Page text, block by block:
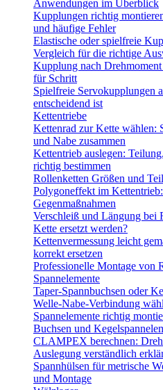
Anwendungen im Überblick
Kupplungen richtig
und häufige Fehler
Elastische oder spielfreie
Vergleich für die richtige
Kupplung nach
für Schritt
Spielfreie Servokupplungen
entscheidend ist
Kettentriebe
Kettenrad zur Kette wählen:
und Nabe zusammen
Kettentrieb auslegen:
richtig bestimmen
Rollenketten Größen und
Polygoneffekt im
Gegenmaßnahmen
Verschleiß und Längung bei
Kette ersetzt werden?
Kettenvermessung leicht
korrekt ersetzen
Professionelle Montage von
Spannelemente
Taper-Spannbuchsen oder
Welle-Nabe-Verbindung
Spannelemente richtig
Buchsen und
CLAMPEX berechnen:
Auslegung verständlich
Spannhülsen für metrische
und Montage